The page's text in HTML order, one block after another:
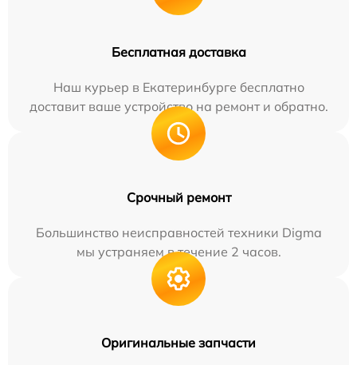
Бесплатная доставка
Наш курьер в Екатеринбурге бесплатно
доставит ваше устройство на ремонт и обратно.
Срочный ремонт
Большинство неисправностей техники Digma
мы устраняем в течение 2 часов.
Оригинальные запчасти